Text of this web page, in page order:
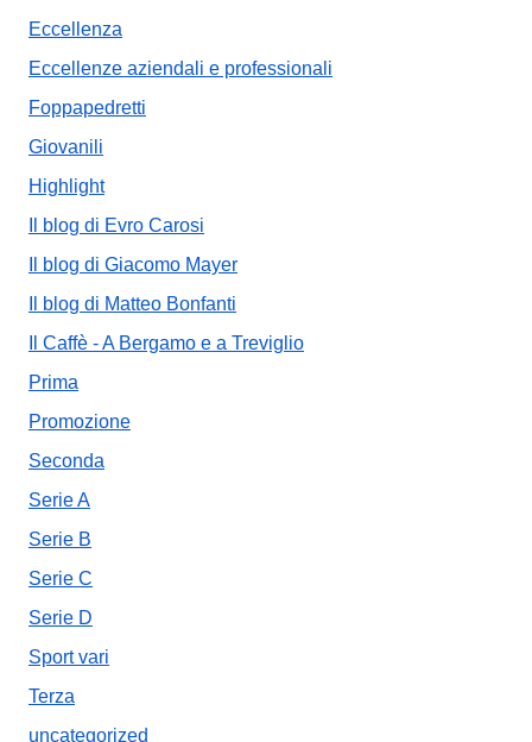
Eccellenza
Eccellenze aziendali e professionali
Foppapedretti
Giovanili
Highlight
Il blog di Evro Carosi
Il blog di Giacomo Mayer
Il blog di Matteo Bonfanti
Il Caffè - A Bergamo e a Treviglio
Prima
Promozione
Seconda
Serie A
Serie B
Serie C
Serie D
Sport vari
Terza
uncategorized